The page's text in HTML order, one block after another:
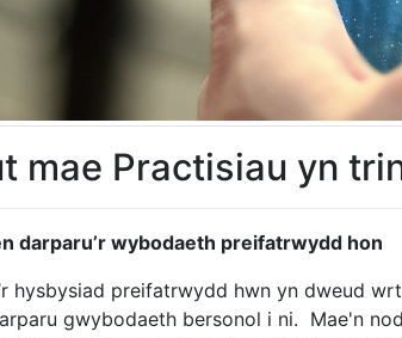
mae Practisiau yn
darparu’r wybodaeth preifatrwydd hon
hysbysiad preifatrwydd hwn yn dweud
gwybodaeth bersonol i ni. Mae'n